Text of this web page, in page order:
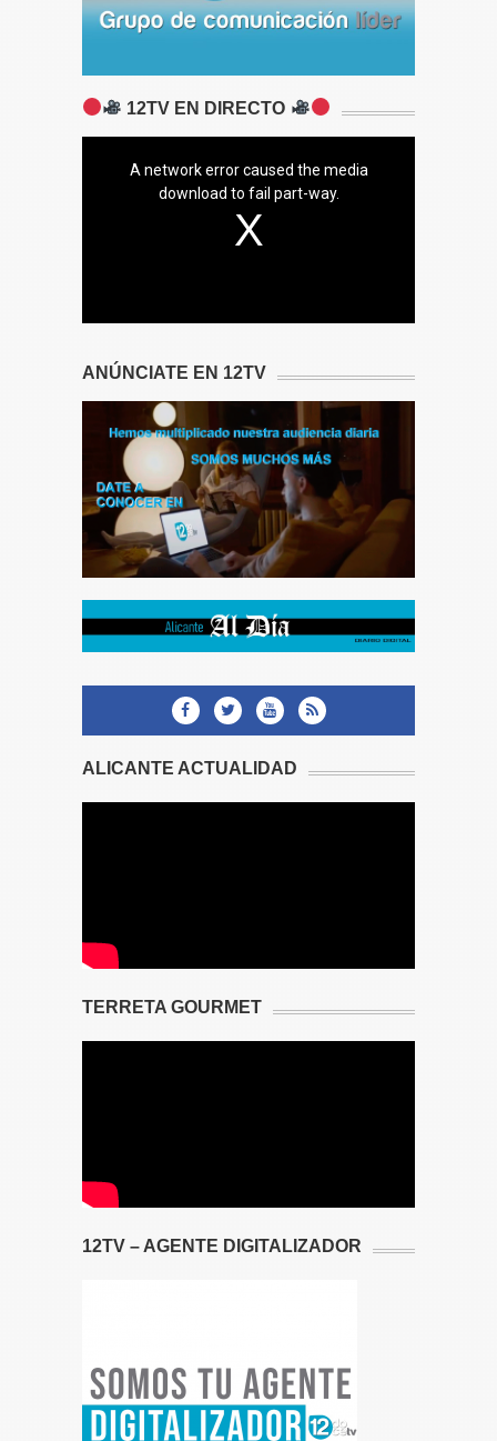
12TV EN DIRECTO
A network error caused the media
download to fail part-way.
ANÚNCIATE EN 12TV
ALICANTE ACTUALIDAD
TERRETA GOURMET
12TV – AGENTE DIGITALIZADOR